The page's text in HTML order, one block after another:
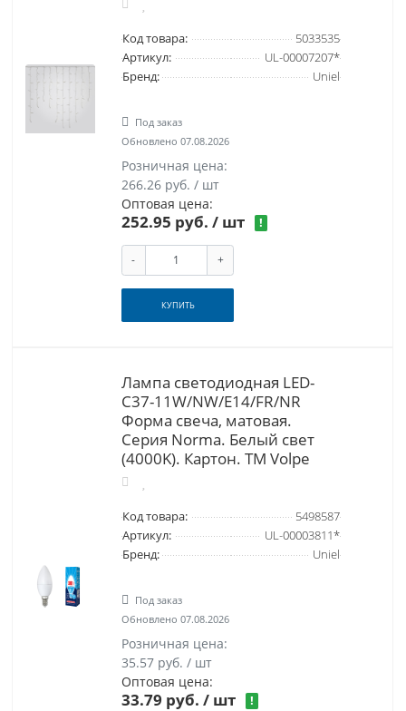
Код товара:
5033535
Артикул:
UL-00007207*
Бренд:
Uniel
Под заказ
Обновлено 07.08.2026
Розничная цена:
266.26 руб. / шт
Оптовая цена:
252.95 руб. / шт !
- +
КУПИТЬ
Лампа светодиодная LED-
C37-11W/NW/E14/FR/NR
Форма свеча, матовая.
Серия Norma. Белый свет
(4000K). Картон. ТМ Volpe
Код товара:
5498587
Артикул:
UL-00003811*
Бренд:
Uniel
Под заказ
Обновлено 07.08.2026
Розничная цена:
35.57 руб. / шт
Оптовая цена:
33.79 руб. / шт !